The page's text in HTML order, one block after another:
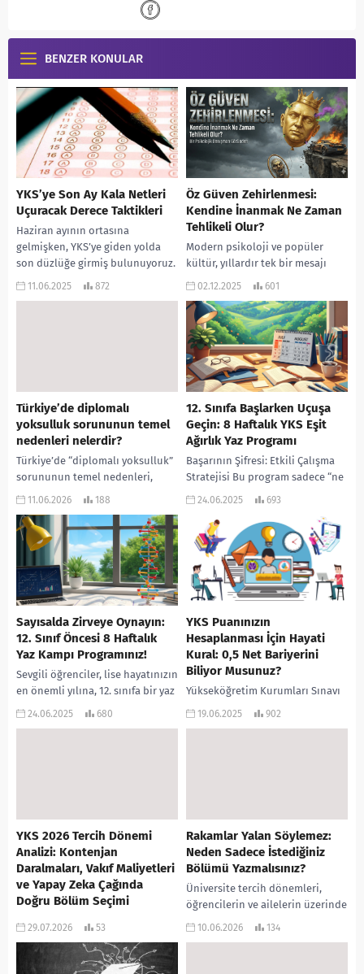
BENZER KONULAR
YKS’ye Son Ay Kala Netleri
Uçuracak Derece Taktikleri
Haziran ayının ortasına
gelmişken, YKS’ye giden yolda
son düzlüğe girmiş bulunuyoruz.
Bu dönem, birçok öğrenci için
11.06.2025 872
Öz Güven Zehirlenmesi:
Kendine İnanmak Ne Zaman
Tehlikeli Olur?
Modern psikoloji ve popüler
kültür, yıllardır tek bir mesajı
tekrarlıyor: “Kendine inan, her
sağlığı profesyoneli...
02.12.2025 601
Türkiye’de diplomalı
yoksulluk sorununun temel
nedenleri nelerdir?
Türkiye’de “diplomalı yoksulluk”
sorununun temel nedenleri,
eğitimdeki niceliksel genişleme
dinamikleri arasındaki
uyumsuzluklardan
kaynaklanmaktadır. Raporlara
göre bu...
11.06.2026 188
12. Sınıfa Başlarken Uçuşa
Geçin: 8 Haftalık YKS Eşit
Ağırlık Yaz Programı
Başarının Şifresi: Etkili Çalışma
Stratejisi Bu program sadece “ne
çalışacağınızı” değil, “nasıl
başarının anahtarı olacak o...
24.06.2025 693
Sayısalda Zirveye Oynayın:
12. Sınıf Öncesi 8 Haftalık
Yaz Kampı Programınız!
Sevgili öğrenciler, lise hayatınızın
en önemli yılına, 12. sınıfa bir yaz
arası kadar yakınsınız.
24.06.2025 680
YKS Puanınızın
Hesaplanması İçin Hayati
Kural: 0,5 Net Bariyerini
Biliyor Musunuz?
Yükseköğretim Kurumları Sınavı
(YKS) maratonu, her yıl olduğu
19.06.2025 902
YKS 2026 Tercih Dönemi
Analizi: Kontenjan
Daralmaları, Vakıf Maliyetleri
ve Yapay Zeka Çağında
Doğru Bölüm Seçimi
Yükseköğretim Kurumları Sınavı
YÖK’ün uygulamaya koyduğu
radikal kontenjan politikaları
29.07.2026 53
Rakamlar Yalan Söylemez:
Neden Sadece İstediğiniz
Bölümü Yazmalısınız?
Üniversite tercih dönemleri,
öğrencilerin ve ailelerin üzerinde
büyük bir stresin oluştuğu,
10.06.2026 134